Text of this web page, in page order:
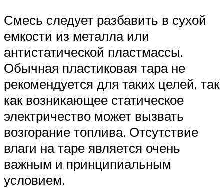
Смесь следует разбавить в сухой
емкости из металла или
антистатической пластмассы.
Обычная пластиковая тара не
рекомендуется для таких целей, так
как возникающее статическое
электричество может вызвать
возгорание топлива. Отсутствие
влаги на таре является очень
важным и принципиальным
условием.